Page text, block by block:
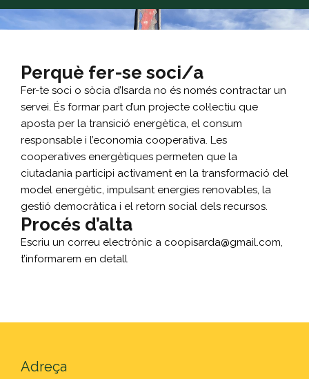
Perquè fer-se soci/a
Fer-te soci o sòcia d’Isarda no és només contractar un
servei. És formar part d’un projecte col·lectiu que
aposta per la transició energètica, el consum
responsable i l’economia cooperativa. Les
cooperatives energètiques permeten que la
ciutadania participi activament en la transformació del
model energètic, impulsant energies renovables, la
gestió democràtica i el retorn social dels recursos.
Procés d’alta
Escriu un correu electrònic a coopisarda@gmail.com,
t’informarem en detall
Adreça